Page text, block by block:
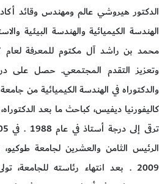
الدكتور هيروشي عالم ومهندس وقائد
الهندسة الكيميائية والهندسة البيئية
وتعزيز التقدم المجتمعي. حصل على
والدكتوراه في الهندسة الكيميائية من
كاليفورنيا ديفيس، كباحث ما بعد
الرئيس الثامن والعشرين لجامعة
2009 . بعد انتهاء رئاسته